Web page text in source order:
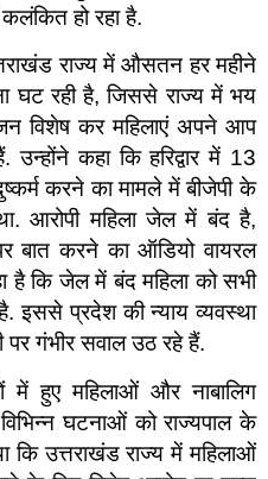
हो रहा है.
राज्य में औसतन हर महीने
घट रही है, जिससे राज्य में भय
विशेष कर महिलाएं अपने आप
कहा कि हरिद्वार में 13
करने का मामले में बीजेपी के
आरोपी महिला जेल में बंद है,
बात करने का ऑडियो वायरल
कि जेल में बंद महिला को सभी
इससे प्रदेश की न्याय व्यवस्था
गंभीर सवाल उठ रहे हैं.
में हुए महिलाओं और नाबालिग
घटनाओं को राज्यपाल के
उत्तराखंड राज्य में महिलाओं